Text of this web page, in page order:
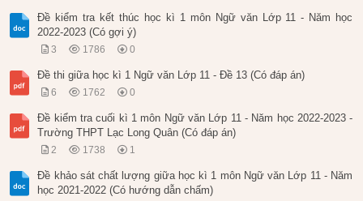
Đề kiểm tra kết thúc học kì 1 môn Ngữ văn Lớp 11 - Năm học
2022-2023 (Có gợi ý)
3 1786 0
Đề thi giữa học kì 1 Ngữ văn Lớp 11 - Đề 13 (Có đáp án)
6 1762 0
Đề kiểm tra cuối kì 1 môn Ngữ văn Lớp 11 - Năm học 2022-2023 -
Trường THPT Lạc Long Quân (Có đáp án)
2 1738 1
Đề khảo sát chất lượng giữa học kì 1 môn Ngữ văn Lớp 11 - Năm
học 2021-2022 (Có hướng dẫn chấm)